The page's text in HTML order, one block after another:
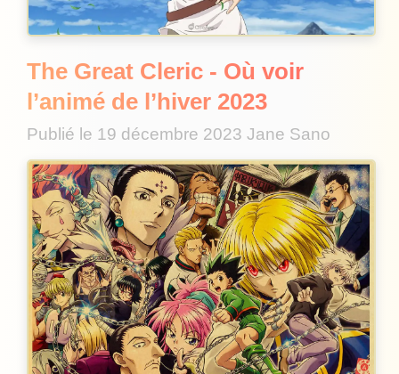
The Great Cleric - Où voir
l’animé de l’hiver 2023
Publié le 19 décembre 2023 Jane Sano